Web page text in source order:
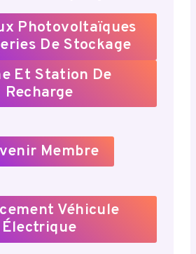
Photovoltaïques
De Stockage
Et Station De
Recharge
Membre
Véhicule
Électrique